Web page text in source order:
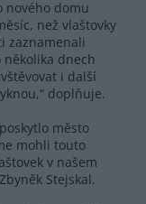
nového domu
než vlaštovky
zaznamenali
dnech
i další
doplňuje.
město
mohli touto
v našem
Stejskal.